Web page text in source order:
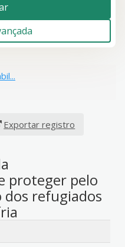
Exportar registro
proteger pelo
dos refugiados